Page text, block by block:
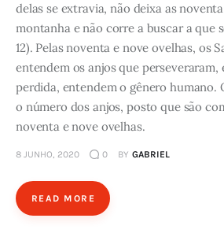
delas se extravia, não deixa as
montanha e não corre a buscar a que
12). Pelas noventa e nove ovelhas, os
entendem os anjos que perseveraram,
perdida, entendem o gênero humano.
o número dos anjos, posto que são
noventa e nove ovelhas.
8 JUNHO, 2020 0 BY GABRIEL
READ MORE